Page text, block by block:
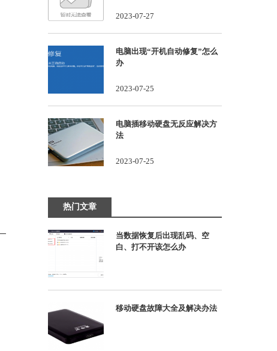
2023-07-27
电脑出现“开机自动修复”怎么
办
2023-07-25
电脑插移动硬盘无反应解决方
法
2023-07-25
热门文章
当数据恢复后出现乱码、空
白、打不开该怎么办
移动硬盘故障大全及解决办法